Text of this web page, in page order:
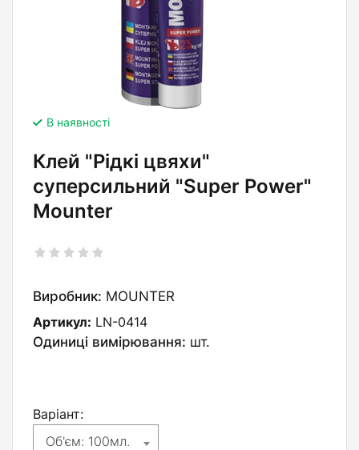
В наявності
Клей "Рідкі цвяхи"
суперсильний "Super Power"
Mounter
Виробник: MOUNTER
Артикул: LN-0414
Одиниці вимірювання: шт.
Варіант:
Об'єм: 100мл.